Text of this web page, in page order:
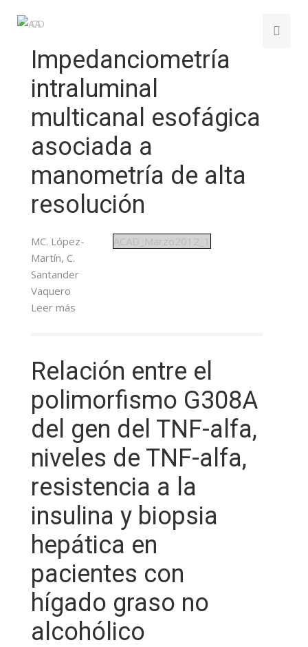
Impedanciometría
intraluminal
multicanal esofágica
asociada a
manometría de alta
resolución
MC. López-
Martín, C.
Santander
Vaquero
ACAD_Marzo2012_1
Leer más
Relación entre el
polimorfismo G308A
del gen del TNF-alfa,
niveles de TNF-alfa,
resistencia a la
insulina y biopsia
hepática en
pacientes con
hígado graso no
alcohólico